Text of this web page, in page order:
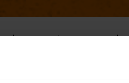
evenementen mogen
van de Technische Universiteit,
je ontvangt van hulpvragers, maken
komen mensen terug met een